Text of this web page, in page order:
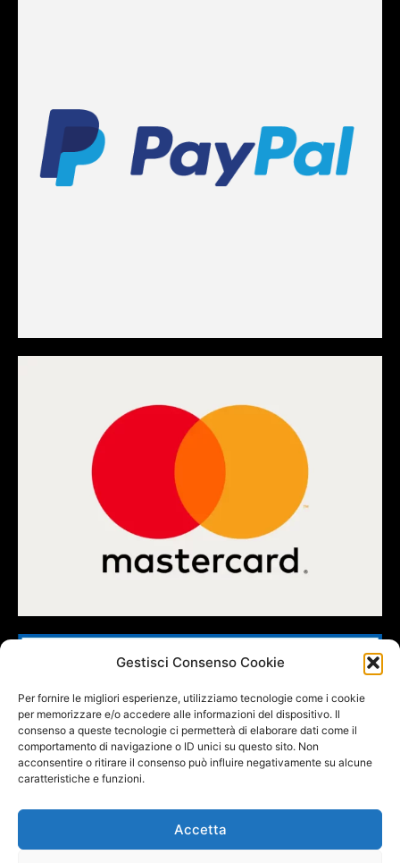
Gestisci Consenso Cookie
Per fornire le migliori esperienze, utilizziamo tecnologie come i cookie
per memorizzare e/o accedere alle informazioni del dispositivo. Il
consenso a queste tecnologie ci permetterà di elaborare dati come il
comportamento di navigazione o ID unici su questo sito. Non
acconsentire o ritirare il consenso può influire negativamente su alcune
caratteristiche e funzioni.
Accetta